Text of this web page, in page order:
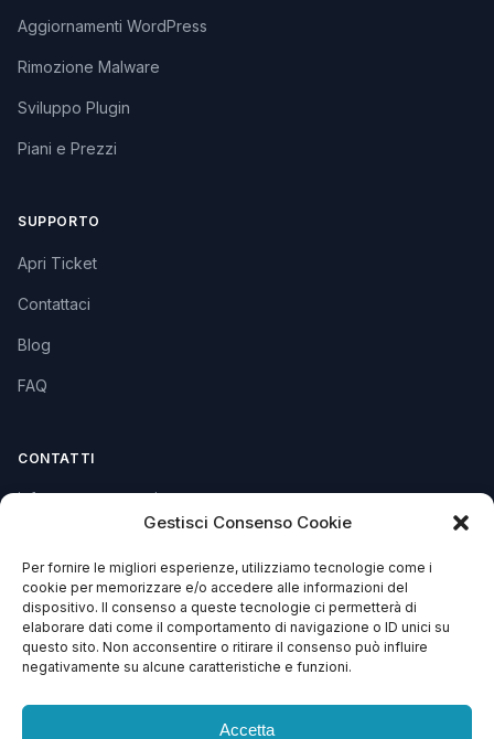
Gestisci Consenso Cookie
Per fornire le migliori esperienze, utilizziamo tecnologie come i
cookie per memorizzare e/o accedere alle informazioni del
dispositivo. Il consenso a queste tecnologie ci permetterà di
elaborare dati come il comportamento di navigazione o ID unici su
questo sito. Non acconsentire o ritirare il consenso può influire
negativamente su alcune caratteristiche e funzioni.
Accetta
Aggiornamenti WordPress
Rimozione Malware
Sviluppo Plugin
Piani e Prezzi
SUPPORTO
Apri Ticket
Contattaci
Blog
FAQ
CONTATTI
info@soccorsowp.it
PEC: gtechgroup@pec.it
Privacy Policy
Cookie Policy
Termini e Condizioni